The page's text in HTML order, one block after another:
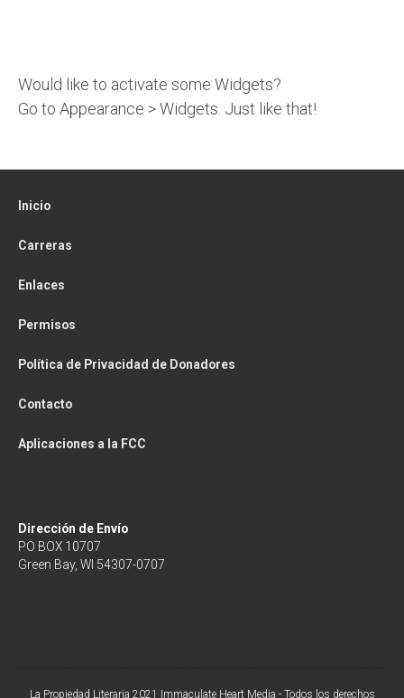
Would like to activate some Widgets?
Go to Appearance > Widgets. Just like that!
Inicio
Carreras
Enlaces
Permisos
Política de Privacidad de Donadores
Contacto
Aplicaciones a la FCC
Dirección de Envío
PO BOX 10707
Green Bay, WI 54307-0707
La Propiedad Literaria 2021 Immaculate Heart Media - Todos los derechos